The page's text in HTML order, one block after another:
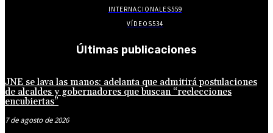
INTERNACIONALES559
VÍDEOS534
Últimas publicaciones
JNE se lava las manos: adelanta que admitirá postulaciones
de alcaldes y gobernadores que buscan “reelecciones
encubiertas”
7 de agosto de 2026